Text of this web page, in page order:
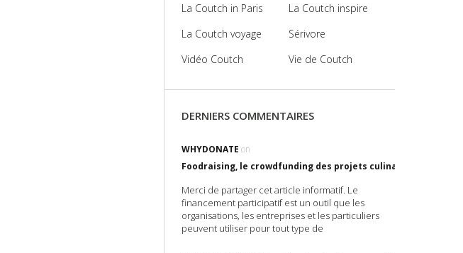
La Coutch in Paris
La Coutch inspire
La Coutch voyage
Sérivore
Vidéo Coutch
Vie de Coutch
DERNIERS COMMENTAIRES
WHYDONATE on
Foodraising, le crowdfunding des projets culinaires !
Merci de partager cet article informatif. Le
financement participatif est un outil que les
organisations, les entreprises et les particuliers
peuvent utiliser pour tout type de